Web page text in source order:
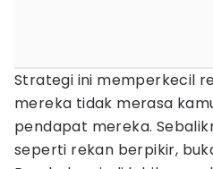
Strategi ini memperkecil
mereka tidak merasa
pendapat mereka.
seperti rekan berpikir,